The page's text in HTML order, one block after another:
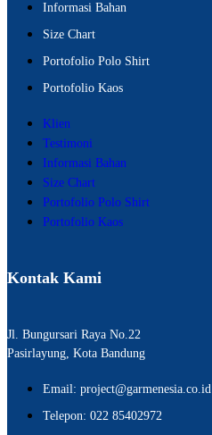
Informasi Bahan
Size Chart
Portofolio Polo Shirt
Portofolio Kaos
Klien
Testimoni
Informasi Bahan
Size Chart
Portofolio Polo Shirt
Portofolio Kaos
Kontak Kami
Jl. Bungursari Raya No.22
Pasirlayung, Kota Bandung
Email: project@garmenesia.co.id
Telepon: 022 85402972